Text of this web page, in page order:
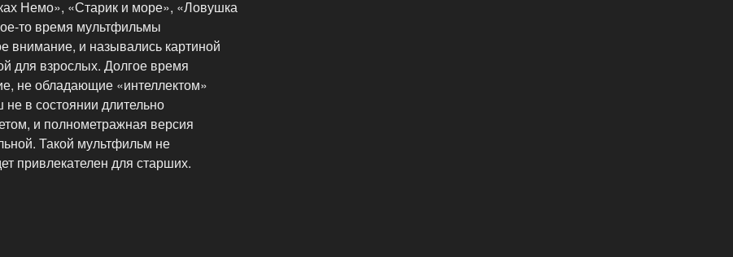
Немо», «Старик и море», «Ловушка
то время мультфильмы
внимание, и назывались картиной
для взрослых. Долгое время
не обладающие «интеллектом»
в состоянии длительно
и полнометражная версия
Такой мультфильм не
привлекателен для старших.